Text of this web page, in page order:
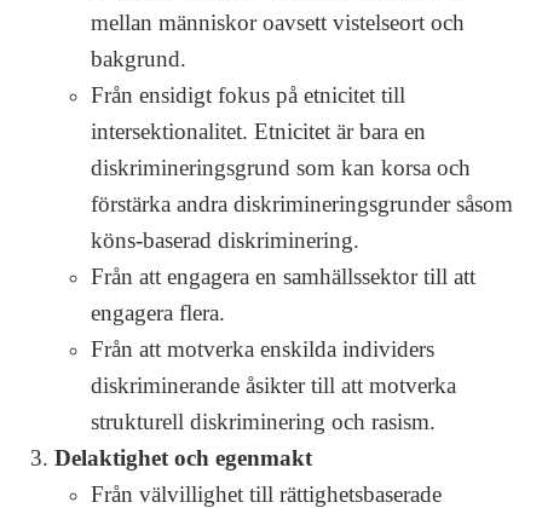
mellan människor oavsett vistelseort och
bakgrund.
Från ensidigt fokus på etnicitet till
intersektionalitet. Etnicitet är bara en
diskrimineringsgrund som kan korsa och
förstärka andra diskrimineringsgrunder såsom
köns-baserad diskriminering.
Från att engagera en samhällssektor till att
engagera flera.
Från att motverka enskilda individers
diskriminerande åsikter till att motverka
strukturell diskriminering och rasism.
Delaktighet och egenmakt
Från välvillighet till rättighetsbaserade